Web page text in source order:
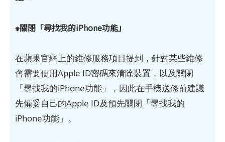
⁕關閉「尋找我的iPhone功能」
在蘋果官網上的維修服務項目提到，針對某些維修
會需要使用Apple ID密碼來清除裝置，以及關閉
「尋找我的iPhone功能」，因此在手機送修前建議
先備妥自己的Apple ID及預先關閉「尋找我的
iPhone功能」。